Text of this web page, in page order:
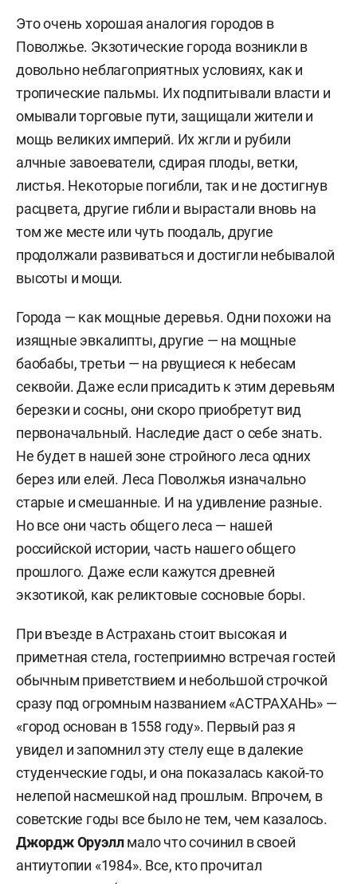
Это очень хорошая аналогия городов в
Поволжье. Экзотические города возникли в
довольно неблагоприятных условиях, как и
тропические пальмы. Их подпитывали власти и
омывали торговые пути, защищали жители и
мощь великих империй. Их жгли и рубили
алчные завоеватели, сдирая плоды, ветки,
листья. Некоторые погибли, так и не достигнув
расцвета, другие гибли и вырастали вновь на
том же месте или чуть поодаль, другие
продолжали развиваться и достигли небывалой
высоты и мощи.
Города — как мощные деревья. Одни похожи на
изящные эвкалипты, другие — на мощные
баобабы, третьи — на рвущиеся к небесам
секвойи. Даже если присадить к этим деревьям
березки и сосны, они скоро приобретут вид
первоначальный. Наследие даст о себе знать.
Не будет в нашей зоне стройного леса одних
берез или елей. Леса Поволжья изначально
старые и смешанные. И на удивление разные.
Но все они часть общего леса — нашей
российской истории, часть нашего общего
прошлого. Даже если кажутся древней
экзотикой, как реликтовые сосновые боры.
При въезде в Астрахань стоит высокая и
приметная стела, гостеприимно встречая гостей
обычным приветствием и небольшой строчкой
сразу под огромным названием «АСТРАХАНЬ» —
«город основан в 1558 году». Первый раз я
увидел и запомнил эту стелу еще в далекие
студенческие годы, и она показалась какой-то
нелепой насмешкой над прошлым. Впрочем, в
советские годы все было не тем, чем казалось.
Джордж Оруэллмало что сочинил в своей
антиутопии «1984». Все, кто прочитал